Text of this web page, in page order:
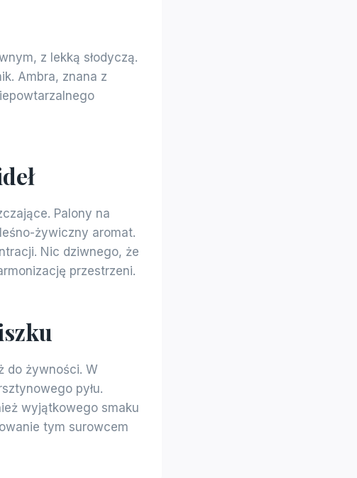
z lekką słodyczą.
Ambra, znana z
Palony na
żywiczny aromat.
Nic dziwnego, że
przestrzeni.
do żywności. W
pyłu.
wyjątkowego smaku
tym surowcem